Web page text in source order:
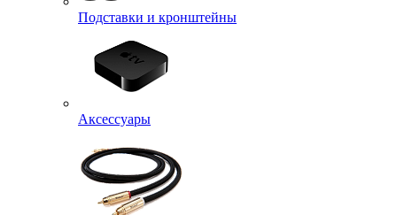
Подставки и кронштейны
Аксессуары